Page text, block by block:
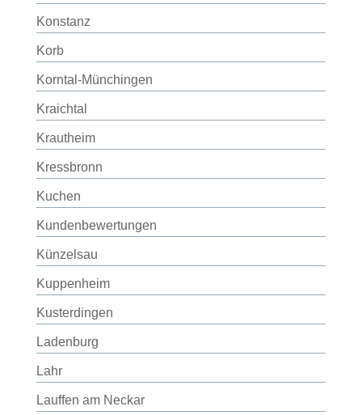
Konstanz
Korb
Korntal-Münchingen
Kraichtal
Krautheim
Kressbronn
Kuchen
Kundenbewertungen
Künzelsau
Kuppenheim
Kusterdingen
Ladenburg
Lahr
Lauffen am Neckar